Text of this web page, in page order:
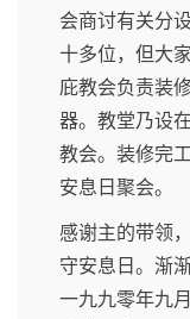
会商讨有关分
十多位，但大
庇教会负责装
器。教堂乃设
教会。装修完
安息日聚会。
感谢主的带领
守安息日。渐
一九九零年九